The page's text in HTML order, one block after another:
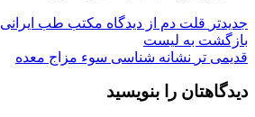
جدیدتر قلت دم از دیدگاه مکتب طب ایرانی
بازگشت به لیست
قدیمی تر نشانه شناسی سوء مزاج معده
دیدگاهتان را بنویسید